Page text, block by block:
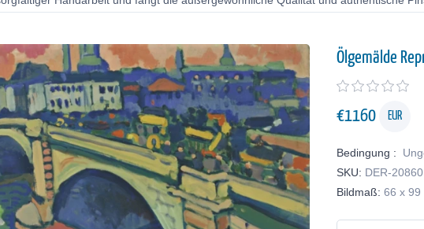
Ölgemälde
€1160 EUR
Bedingung :
SKU: DER-20860
Bildmaß: 66 x 99